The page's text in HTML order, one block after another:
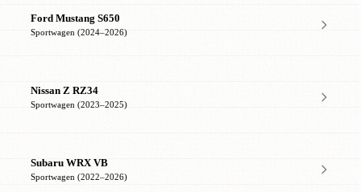
Ford Mustang S650
Sportwagen (2024–2026)
Nissan Z RZ34
Sportwagen (2023–2025)
Subaru WRX VB
Sportwagen (2022–2026)